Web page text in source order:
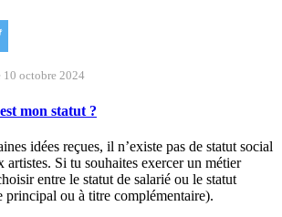
octobre 2024
mon statut ?
idées reçues, il n’existe pas de statut social
artistes. Si tu souhaites exercer un métier
entre le statut de salarié ou le statut
principal ou à titre complémentaire).